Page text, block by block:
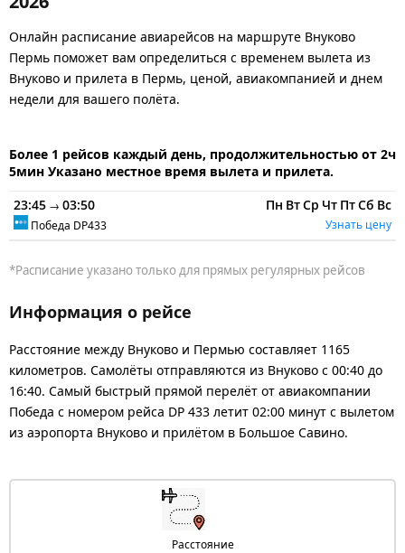
Онлайн расписание авиарейсов на маршруте Внуково
Пермь поможет вам определиться с временем вылета из
Внуково и прилета в Пермь, ценой, авиакомпанией и днем
недели для вашего полёта.
Более 1 рейсов каждый день, продолжительностью от 2ч
5мин Указано местное время вылета и прилета.
23:45 → 03:50
Победа DP433
Пн ВтСр Чт ПтСб Вс
Узнать цену
*Расписание указано только для прямых регулярных рейсов
Информация о рейсе
Расстояние между Внуково и Пермью составляет 1165
километров. Самолёты отправляются из Внуково с 00:40 до
16:40. Самый быстрый прямой перелёт от авиакомпании
Победа с номером рейса DP 433 летит 02:00 минут с вылетом
из аэропорта Внуково и прилётом в Большое Савино.
Расстояние